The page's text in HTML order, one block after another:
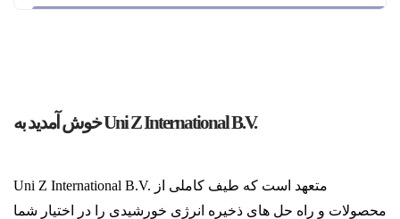
خوش آمدید به Uni Z International B.V.
Uni Z International B.V. متعهد است که طیف کاملی از
محصولات و راه حل های ذخیره انرژی خورشیدی را در اختیار شما